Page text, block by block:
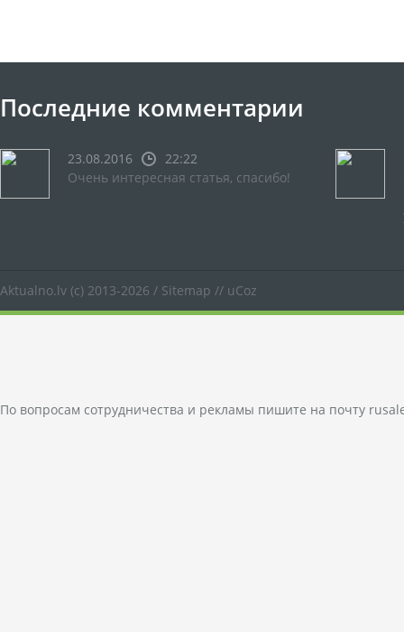
Последние комментарии
23.08.2016
22:22
Очень интересная статья, спасибо!
Aktualno.lv (c) 2013-2026 / Sitemap // uCoz
По вопросам сотрудничества и рекламы пишите на почту